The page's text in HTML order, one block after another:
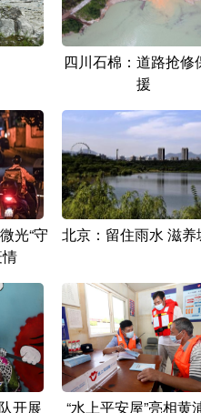
四川石棉：道路抢修
援
光“守
北京：留住雨水 滋养
开展 “水上平安屋”亮相黄